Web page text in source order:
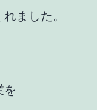
ました。
を